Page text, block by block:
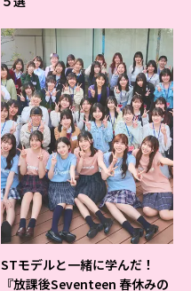
STモデルと一緒に学んだ！
『放課後Seventeen 春休みの